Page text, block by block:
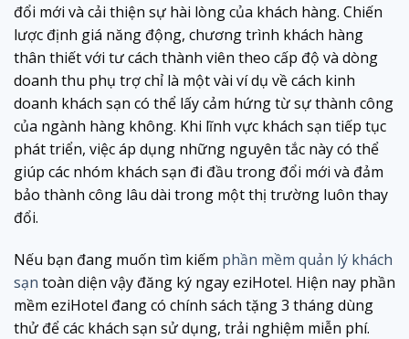
đổi mới và cải thiện sự hài lòng của khách hàng. Chiến
lược định giá năng động, chương trình khách hàng
thân thiết với tư cách thành viên theo cấp độ và dòng
doanh thu phụ trợ chỉ là một vài ví dụ về cách kinh
doanh khách sạn có thể lấy cảm hứng từ sự thành công
của ngành hàng không. Khi lĩnh vực khách sạn tiếp tục
phát triển, việc áp dụng những nguyên tắc này có thể
giúp các nhóm khách sạn đi đầu trong đổi mới và đảm
bảo thành công lâu dài trong một thị trường luôn thay
đổi.
Nếu bạn đang muốn tìm kiếm phần mềm quản lý khách
sạn toàn diện vậy đăng ký ngay eziHotel. Hiện nay phần
mềm eziHotel đang có chính sách tặng 3 tháng dùng
thử để các khách sạn sử dụng, trải nghiệm miễn phí.